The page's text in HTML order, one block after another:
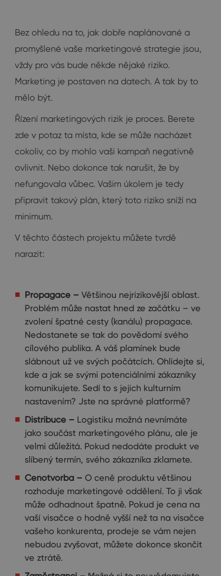
Bez ohledu na to, jak dobře naplánované a
promyšlené vaše marketingové strategie jsou,
vždy pro vás bude někde nějaké riziko.
Marketing je postaven na datech. A tak by to
mělo být.
Řízení marketingových rizik je proces. Berete
zde v potaz ta místa, kde se může nacházet
cokoliv, co by mohlo vaši kampaň negativně
ovlivnit. Nebo dokonce tak narušit, že by
nefungovala vůbec. Vašim úkolem je tedy
připravit takový plán, který toto riziko sníží na
minimum.
V těchto částech projektu můžete tvrdě
narazit:
Propagace – Většinou nejrizikovější oblast.
Problém může nastat hned ze začátku – ve
zvolení špatné cesty (kanálu) propagace.
Nedostanete se tak do povědomí svého
cílového publika. A váš plamínek bude
slábnout už ve svých počátcích. Ohlídejte si,
kde a jak se svými potenciálními zákazníky
komunikujete. Sedí to s jejich kulturním
nastavením? Jste na správné platformě?
Distribuce – Logistiku možná nevnímáte
jako součást marketingového plánu, ale je
velmi důležitá. Pokud nedodáte produkt ve
slíbený termín, svého zákazníka zklamete.
Cenotvorba – O ceně produktu většinou
rozhoduje marketingové oddělení. To ji však
může odhadnout špatně. Pokud je cena na
vaší visačce o hodně vyšší než ta na visačce
vašeho konkurenta, prodeje se vám nejen
nebudou zvyšovat, můžete dokonce skončit
ve ztrátě.